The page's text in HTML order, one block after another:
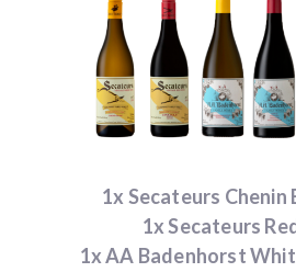
1x Secateurs Chenin
1x Secateurs
1x AA Badenhorst